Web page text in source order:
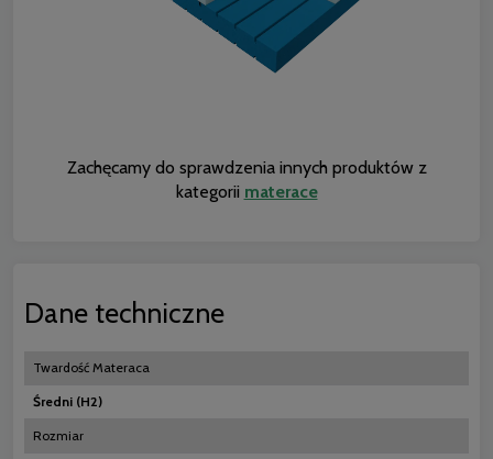
Zachęcamy do sprawdzenia innych produktów z
kategorii materace
Dane techniczne
Twardość Materaca
Średni (H2)
Rozmiar